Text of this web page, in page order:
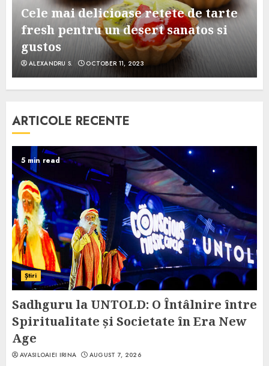
Cele mai delicioase retete de tarte
fresh pentru un desert sanatos si
gustos
ALEXANDRU S. OCTOBER 11, 2023
ARTICOLE RECENTE
5 min read
Știri
Sadhguru la UNTOLD: O Întâlnire între
Spiritualitate și Societate în Era New
Age
AVASILOAIEI IRINA AUGUST 7, 2026